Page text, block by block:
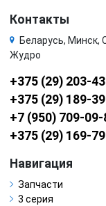
Контакты
Беларусь, Минск,
Жудро
+375 (29) 203-
+375 (29) 189-
+7 (950) 709-09-
+375 (29) 169-
Навигация
Запчасти
3 серия